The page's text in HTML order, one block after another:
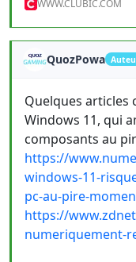
WWW.CLUBIC.COM
QuozPowa
Quelques articles
Windows 11, qui
composants au
https://
windows-11-
pc-au-pire-
https://
numeriquement-